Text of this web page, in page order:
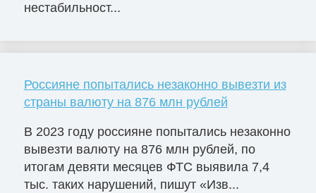
нестабильност...
Россияне попытались незаконно вывезти из
страны валюту на 876 млн рублей
В 2023 году россияне попытались незаконно
вывезти валюту на 876 млн рублей, по
итогам девяти месяцев ФТС выявила 7,4
тыс. таких нарушений, пишут «Изв...